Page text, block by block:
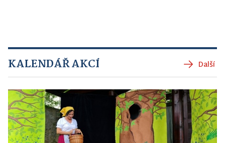
KALENDÁŘ AKCÍ Další